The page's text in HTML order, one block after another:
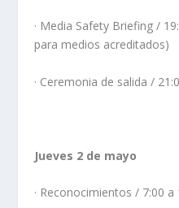
· Media Safety Briefing /
para medios acreditados)
· Ceremonia de salida /
Jueves 2 de mayo
· Reconocimientos / 7:00 a